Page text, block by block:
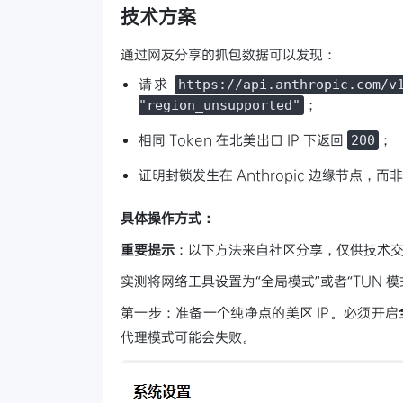
技术方案
通过网友分享的抓包数据可以发现：
请求
https://api.anthropic.com/v1/
"region_unsupported"
；
相同 Token 在北美出口 IP 下返回 200
；
证明封锁发生在 Anthropic 边缘节点，而
具体操作方式：
重要提示 ：以下方法来自社区分享，仅供技术
实测将网络工具设置为“全局模式”或者“TUN
第一步：准备一个纯净点的美区 IP。必须开启
代理模式可能会失败。